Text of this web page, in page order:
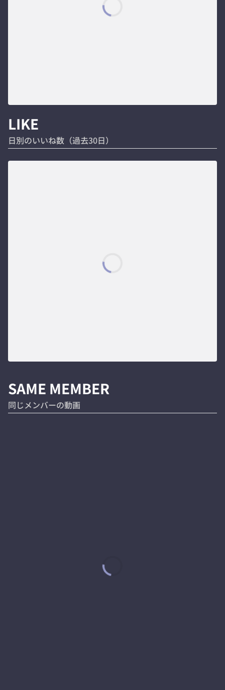
LIKE
日別のいいね数（過去30日）
SAME MEMBER
同じメンバーの動画